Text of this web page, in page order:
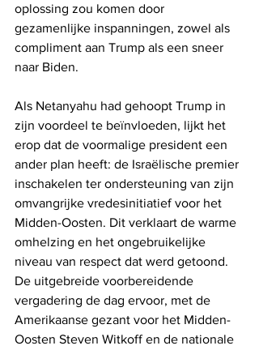
oplossing zou komen door
gezamenlijke inspanningen, zowel als
compliment aan Trump als een sneer
naar Biden.
Als Netanyahu had gehoopt Trump in
zijn voordeel te beïnvloeden, lijkt het
erop dat de voormalige president een
ander plan heeft: de Israëlische premier
inschakelen ter ondersteuning van zijn
omvangrijke vredesinitiatief voor het
Midden-Oosten. Dit verklaart de warme
omhelzing en het ongebruikelijke
niveau van respect dat werd getoond.
De uitgebreide voorbereidende
vergadering de dag ervoor, met de
Amerikaanse gezant voor het Midden-
Oosten Steven Witkoff en de nationale